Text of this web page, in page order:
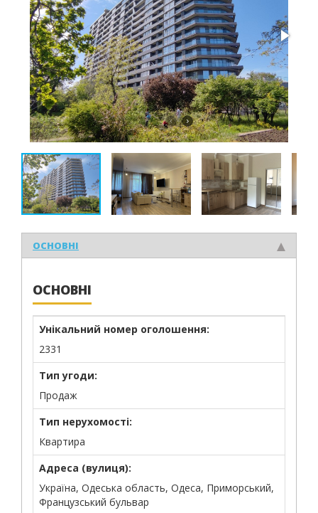
ОСНОВНІ
ОСНОВНІ
Унікальний номер оголошення:
2331
Тип угоди:
Продаж
Тип нерухомості:
Квартира
Адреса (вулиця):
Україна, Одеська область, Одеса, Приморський,
Французський бульвар